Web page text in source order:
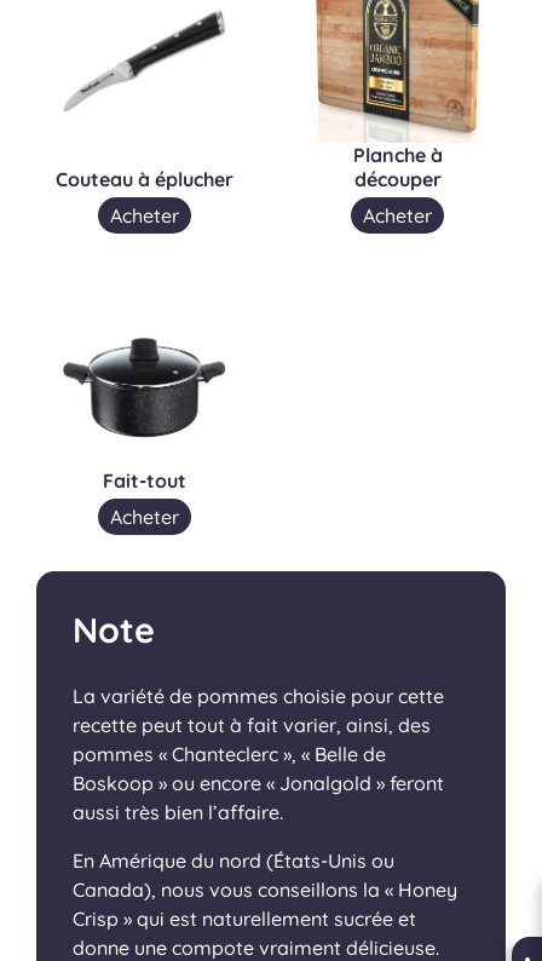
Couteau à éplucher
Acheter
Planche à
découper
Acheter
Fait-tout
Acheter
Note
La variété de pommes choisie pour cette
recette peut tout à fait varier, ainsi, des
pommes « Chanteclerc », « Belle de
Boskoop » ou encore « Jonalgold » feront
aussi très bien l’affaire.
En Amérique du nord (États-Unis ou
Canada), nous vous conseillons la « Honey
Crisp » qui est naturellement sucrée et
donne une compote vraiment délicieuse.